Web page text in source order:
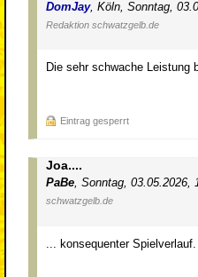
DomJay, Köln, Sonntag,
Redaktion schwatzgelb.de
Die sehr schwache Leistung
Eintrag gesperrt
Joa....
PaBe, Sonntag, 03.05.2026,
schwatzgelb.de
... konsequenter Spielverlauf.